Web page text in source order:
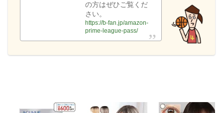
の方はぜひご覧くだ
さい。
https://b-fan.jp/amazon-
prime-league-pass/